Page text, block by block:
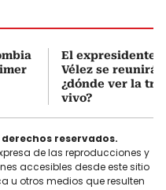
El expresidente
Vélez se reunirá
¿dónde ver la
vivo?
derechos reservados.
de las reproducciones y
accesibles desde este sitio
u otros medios que resulten